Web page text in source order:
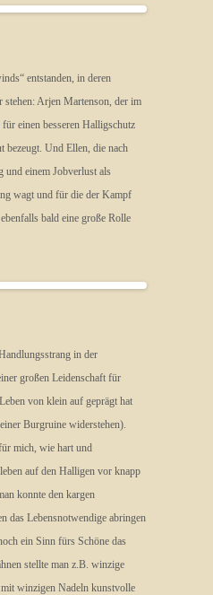
entstanden, in deren
Arjen Martenson, der im
einen besseren Halligschutz
Und Ellen, die nach
und einem Jobverlust als
wagt und für die der Kampf
bald eine große Rolle
in der
großen Leidenschaft für
von klein auf geprägt hat
Burgruine widerstehen).
mich, wie hart und
auf den Halligen vor knapp
konnte den kargen
das Lebensnotwendige abringen
ein Sinn fürs Schöne das
stellte man z.B. winzige
winzigen Nadeln kunstvolle